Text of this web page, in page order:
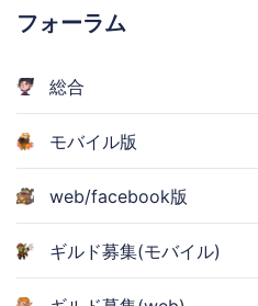
フォーラム
総合
モバイル版
web/facebook版
ギルド募集(モバイル)